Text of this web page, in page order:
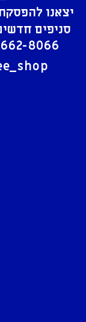
יצאנו
סניפים
8066